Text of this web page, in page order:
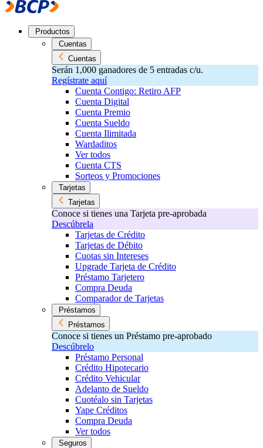
Productos
Cuentas
Cuentas
Serán 1,000 ganadores de 5 entradas c/u.
Regístrate aquí
Cuenta Contigo: Retiro AFP
Cuenta Digital
Cuenta Premio
Cuenta Sueldo
Cuenta Ilimitada
Wardaditos
Ver todos
Cuenta CTS
Sorteos y Promociones
Tarjetas
Tarjetas
Conoce si tienes una Tarjeta pre-aprobada
Descúbrela
Tarjetas de Crédito
Tarjetas de Débito
Cuotas sin Intereses
Upgrade Tarjeta de Crédito
Préstamo Tarjetero
Compra Deuda
Comparador de Tarjetas
Préstamos
Préstamos
Conoce si tienes un Préstamo pre-aprobado
Descúbrelo
Préstamo Personal
Crédito Hipotecario
Crédito Vehicular
Adelanto de Sueldo
Cuotéalo sin Tarjetas
Yape Créditos
Compra Deuda
Ver todos
Seguros